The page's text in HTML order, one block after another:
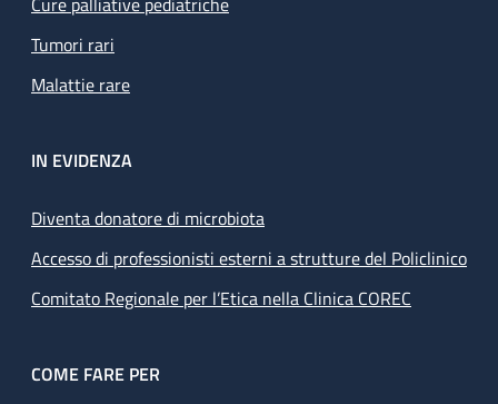
Tumori rari
Malattie rare
IN EVIDENZA
Diventa donatore di microbiota
Accesso di professionisti esterni a strutture del Policlinico
Comitato Regionale per l’Etica nella Clinica COREC
COME FARE PER